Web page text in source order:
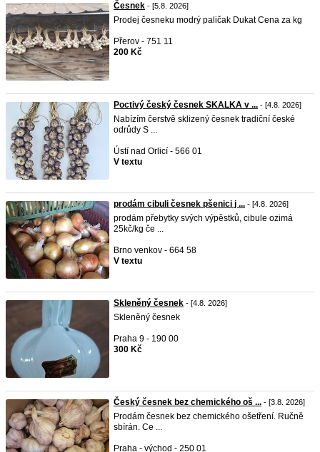
Česnek - [5.8. 2026]
Prodej česneku modrý paličak Dukat Cena za kg
Přerov - 751 11
200 Kč
Poctivý český česnek SKALKA v ... - [4.8. 2026]
Nabízím čerstvě sklizený česnek tradiční české
odrůdy S ...
Ústí nad Orlicí - 566 01
V textu
prodám cibuli česnek pšenici j ... - [4.8. 2026]
prodám přebytky svých výpěstků, cibule ozimá
25kč/kg če ...
Brno venkov - 664 58
V textu
Skleněný česnek - [4.8. 2026]
Skleněný česnek
Praha 9 - 190 00
300 Kč
Český česnek bez chemického oš ... - [3.8. 2026]
Prodám česnek bez chemického ošetření. Ručně
sbírán. Ce ...
Praha - východ - 250 01